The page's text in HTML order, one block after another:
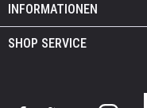
INFORMATIONEN
SHOP SERVICE